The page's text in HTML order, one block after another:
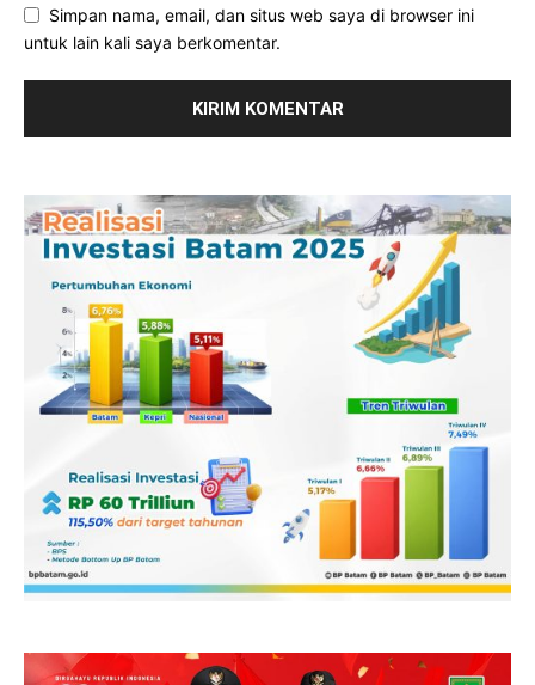
Simpan nama, email, dan situs web saya di browser ini
untuk lain kali saya berkomentar.